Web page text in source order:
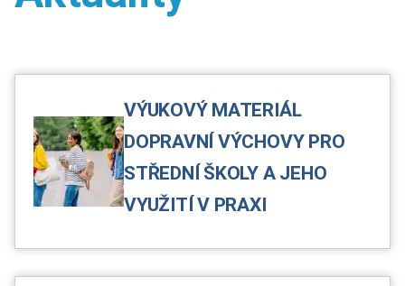
VÝUKOVÝ MATERIÁL
DOPRAVNÍ VÝCHOVY PRO
STŘEDNÍ ŠKOLY A JEHO
VYUŽITÍ V PRAXI